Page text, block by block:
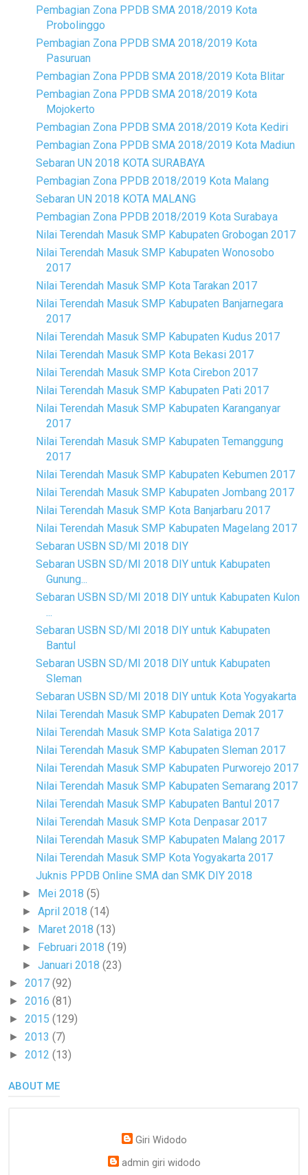
Pembagian Zona PPDB SMA 2018/2019 Kota
Probolinggo
Pembagian Zona PPDB SMA 2018/2019 Kota
Pasuruan
Pembagian Zona PPDB SMA 2018/2019 Kota Blitar
Pembagian Zona PPDB SMA 2018/2019 Kota
Mojokerto
Pembagian Zona PPDB SMA 2018/2019 Kota Kediri
Pembagian Zona PPDB SMA 2018/2019 Kota Madiun
Sebaran UN 2018 KOTA SURABAYA
Pembagian Zona PPDB 2018/2019 Kota Malang
Sebaran UN 2018 KOTA MALANG
Pembagian Zona PPDB 2018/2019 Kota Surabaya
Nilai Terendah Masuk SMP Kabupaten Grobogan 2017
Nilai Terendah Masuk SMP Kabupaten Wonosobo
2017
Nilai Terendah Masuk SMP Kota Tarakan 2017
Nilai Terendah Masuk SMP Kabupaten Banjarnegara
2017
Nilai Terendah Masuk SMP Kabupaten Kudus 2017
Nilai Terendah Masuk SMP Kota Bekasi 2017
Nilai Terendah Masuk SMP Kota Cirebon 2017
Nilai Terendah Masuk SMP Kabupaten Pati 2017
Nilai Terendah Masuk SMP Kabupaten Karanganyar
2017
Nilai Terendah Masuk SMP Kabupaten Temanggung
2017
Nilai Terendah Masuk SMP Kabupaten Kebumen 2017
Nilai Terendah Masuk SMP Kabupaten Jombang 2017
Nilai Terendah Masuk SMP Kota Banjarbaru 2017
Nilai Terendah Masuk SMP Kabupaten Magelang 2017
Sebaran USBN SD/MI 2018 DIY
Sebaran USBN SD/MI 2018 DIY untuk Kabupaten
Gunung...
Sebaran USBN SD/MI 2018 DIY untuk Kabupaten Kulon
...
Sebaran USBN SD/MI 2018 DIY untuk Kabupaten
Bantul
Sebaran USBN SD/MI 2018 DIY untuk Kabupaten
Sleman
Sebaran USBN SD/MI 2018 DIY untuk Kota Yogyakarta
Nilai Terendah Masuk SMP Kabupaten Demak 2017
Nilai Terendah Masuk SMP Kota Salatiga 2017
Nilai Terendah Masuk SMP Kabupaten Sleman 2017
Nilai Terendah Masuk SMP Kabupaten Purworejo 2017
Nilai Terendah Masuk SMP Kabupaten Semarang 2017
Nilai Terendah Masuk SMP Kabupaten Bantul 2017
Nilai Terendah Masuk SMP Kota Denpasar 2017
Nilai Terendah Masuk SMP Kabupaten Malang 2017
Nilai Terendah Masuk SMP Kota Yogyakarta 2017
Juknis PPDB Online SMA dan SMK DIY 2018
► Mei 2018(5)
►April 2018(14)
► Maret 2018(13)
► Februari 2018(19)
►Januari 2018(23)
► 2017 (92)
► 2016 (81)
► 2015 (129)
► 2013 (7)
► 2012 (13)
ABOUT ME
Giri Widodo
admin giri widodo